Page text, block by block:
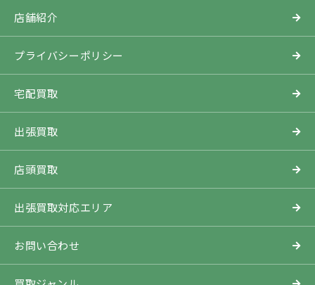
店舗紹介
プライバシーポリシー
宅配買取
出張買取
店頭買取
出張買取対応エリア
お問い合わせ